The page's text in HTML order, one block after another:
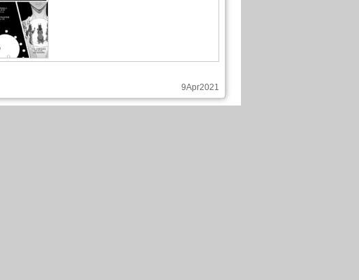
9Apr2021